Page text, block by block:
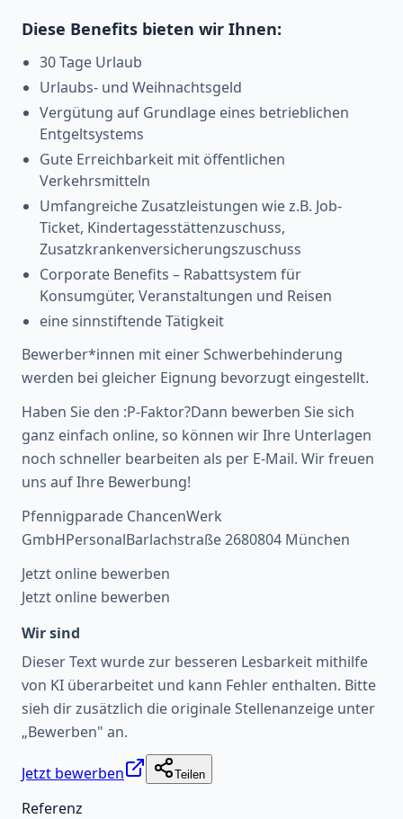
Diese Benefits bieten wir Ihnen:
30 Tage Urlaub
Urlaubs- und Weihnachtsgeld
Vergütung auf Grundlage eines betrieblichen
Entgeltsystems
Gute Erreichbarkeit mit öffentlichen
Verkehrsmitteln
Umfangreiche Zusatzleistungen wie z.B. Job-
Ticket, Kindertagesstättenzuschuss,
Zusatzkrankenversicherungszuschuss
Corporate Benefits – Rabattsystem für
Konsumgüter, Veranstaltungen und Reisen
eine sinnstiftende Tätigkeit
Bewerber*innen mit einer Schwerbehinderung
werden bei gleicher Eignung bevorzugt eingestellt.
Haben Sie den :P-Faktor?Dann bewerben Sie sich
ganz einfach online, so können wir Ihre Unterlagen
noch schneller bearbeiten als per E-Mail. Wir freuen
uns auf Ihre Bewerbung!
Pfennigparade ChancenWerk
GmbHPersonalBarlachstraße 2680804 München
Jetzt online bewerben
Jetzt online bewerben
Wir sind
Dieser Text wurde zur besseren Lesbarkeit mithilfe
von KI überarbeitet und kann Fehler enthalten. Bitte
sieh dir zusätzlich die originale Stellenanzeige unter
„Bewerben" an.
Jetzt bewerben Teilen
Referenz